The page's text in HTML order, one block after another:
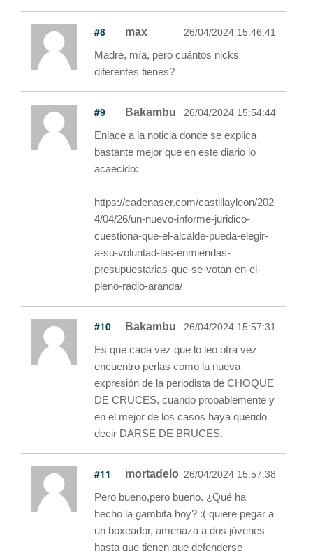
#8 max 26/04/2024 15:46:41
Madre, mía, pero cuántos nicks
diferentes tienes?
#9 Bakambu 26/04/2024 15:54:44
Enlace a la noticia donde se explica
bastante mejor que en este diario lo
acaecido:
https://cadenaser.com/castillayleon/202
4/04/26/un-nuevo-informe-juridico-
cuestiona-que-el-alcalde-pueda-elegir-
a-su-voluntad-las-enmiendas-
presupuestarias-que-se-votan-en-el-
pleno-radio-aranda/
#10 Bakambu 26/04/2024 15:57:31
Es que cada vez que lo leo otra vez
encuentro perlas como la nueva
expresión de la periodista de CHOQUE
DE CRUCES, cuando probablemente y
en el mejor de los casos haya querido
decir DARSE DE BRUCES.
#11 mortadelo 26/04/2024 15:57:38
Pero bueno,pero bueno. ¿Qué ha
hecho la gambita hoy? :( quiere pegar a
un boxeador, amenaza a dos jóvenes
hasta que tienen que defenderse